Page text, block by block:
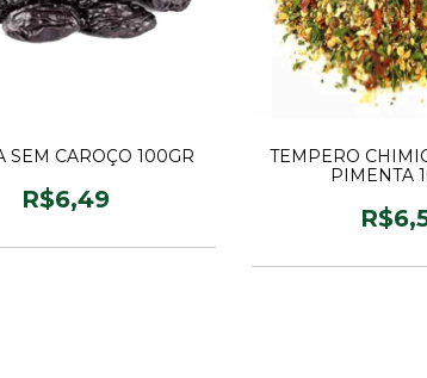
SEM CAROÇO 100GR
R$6,49
TEMPERO
PIMENTA